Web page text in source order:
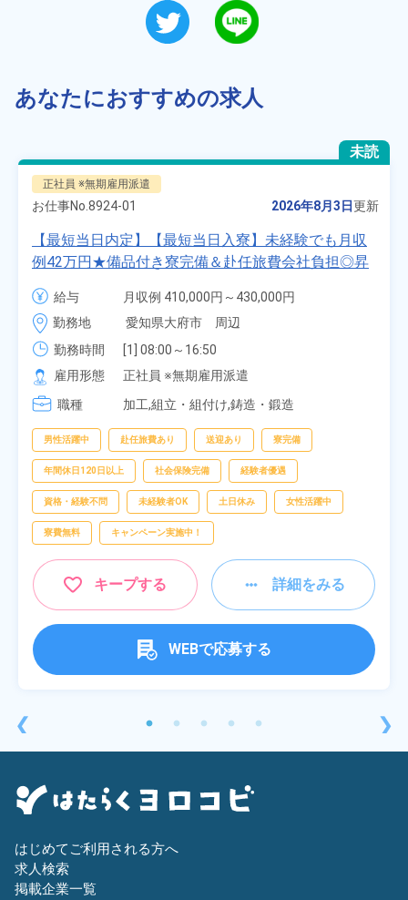
あなたにおすすめの求人
❮
未読
正社員 ※無期雇用派遣
お仕事No. 8924-01 2026年8月3日更新
【最短当日内定】【最短当日入寮】未経験でも月収
例42万円★備品付き寮完備＆赴任旅費会社負担◎昇
給・業績賞与あり！組立や塗装など自動車製造の各
種作業！《愛知県大府市》
給与
月収例 410,000円～430,000円
月給 277,000円～277,000円
勤務地
愛知県大府市　周辺
勤務時間
[1] 08:00～16:50
[2] 06:25～15:10
[3] 17:05～01:50
雇用形態
正社員 ※無期雇用派遣
職種
加工,組立・組付け,鋳造・鍛造
男性活躍中 赴任旅費あり 送迎あり 寮完備
年間休日120日以上 社会保険完備 経験者優遇
資格・経験不問 未経験者OK 土日休み 女性活躍中
寮費無料 キャンペーン実施中！
キープする 詳細をみる
WEBで応募する
❯
はじめてご利用される方へ
求人検索
掲載企業一覧